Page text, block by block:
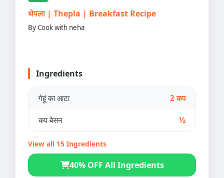
थेपला | Thepla | Breakfast Recipe
By Cook with neha
Ingredients
गेहूं का आटा 2 कप
कप बेसन ½
View all 15 Ingredients
40% OFF All Ingredients